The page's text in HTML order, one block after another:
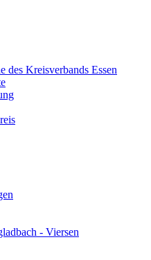
des Kreisverbands Essen
- Viersen